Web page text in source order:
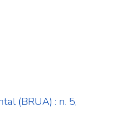
(BRUA) : n. 5,